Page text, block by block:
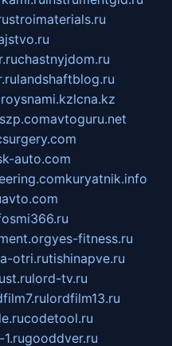
stroimaterials.ru
chastnyjdom.ru
landshaftblog.ru
lcna.kz
avtoguru.net
auto.com
kuryatnik.info
smi366.ru
yes-fitness.ru
otri.rutishinapve.ru
lord-tv.ru
lordfilm13.ru
codetool.ru
gooddver.ru